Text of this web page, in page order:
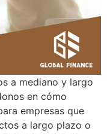
a mediano y largo
en cómo
empresas que
a largo plazo o